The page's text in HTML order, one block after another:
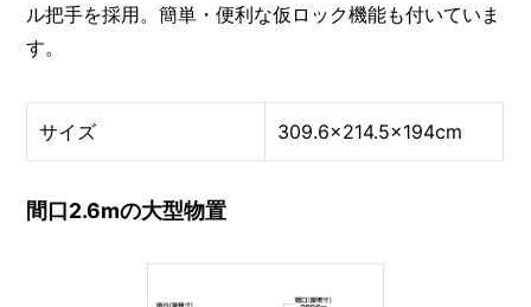
ル把手を採用。簡単・便利な仮ロック機能も付いていま
す。
サイズ 309.6×214.5×194cm
間口2.6mの大型物置